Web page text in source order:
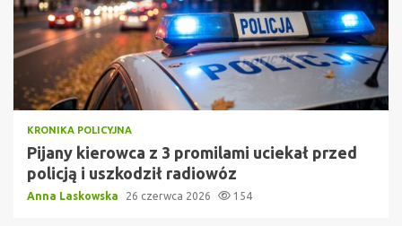
KRONIKA POLICYJNA
Pijany kierowca z 3 promilami uciekał przed
policją i uszkodził radiowóz
Anna Laskowska 26 czerwca 2026 154